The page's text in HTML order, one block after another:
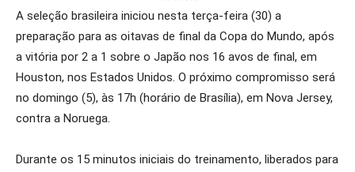
A seleção brasileira iniciou nesta terça-feira (30) a
preparação para as oitavas de final da Copa do Mundo, após
a vitória por 2 a 1 sobre o Japão nos 16 avos de final, em
Houston, nos Estados Unidos. O próximo compromisso será
no domingo (5), às 17h (horário de Brasília), em Nova Jersey,
contra a Noruega.
Durante os 15 minutos iniciais do treinamento, liberados para